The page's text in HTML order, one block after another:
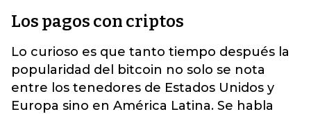
Los pagos con criptos
Lo curioso es que tanto tiempo después la
popularidad del bitcoin no solo se nota
entre los tenedores de Estados Unidos y
Europa sino en América Latina. Se habla